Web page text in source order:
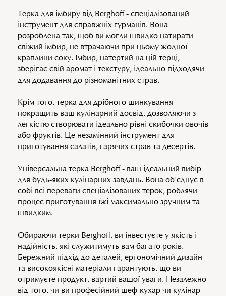
Терка для імбиру від Berghoff - спеціалізований
інструмент для справжніх гурманів. Вона
розроблена так, щоб ви могли швидко натирати
свіжий імбир, не втрачаючи при цьому жодної
краплини соку. Імбир, натертий на цій терці,
зберігає свій аромат і текстуру, ідеально підходячи
для додавання до різноманітних страв.
Крім того, терка для дрібного шинкування
покращить ваш кулінарний досвід, дозволяючи з
легкістю створювати ідеально рівні скибочки овочів
або фруктів. Це незамінний інструмент для
приготування салатів, гарячих страв та десертів.
Універсальна терка Berghoff - ваш ідеальний вибір
для будь-яких кулінарних завдань. Вона об'єднує в
собі всі переваги спеціалізованих терок, роблячи
процес приготування їжі максимально зручним та
швидким.
Обираючи терки Berghoff, ви інвестуєте у якість і
надійність, які служитимуть вам багато років.
Бережний підхід до деталей, ергономічний дизайн
та високоякісні матеріали гарантують, що ви
отримуєте продукт, вартий вашої уваги. Незалежно
від того, чи ви професійний шеф-кухар чи кулінар-